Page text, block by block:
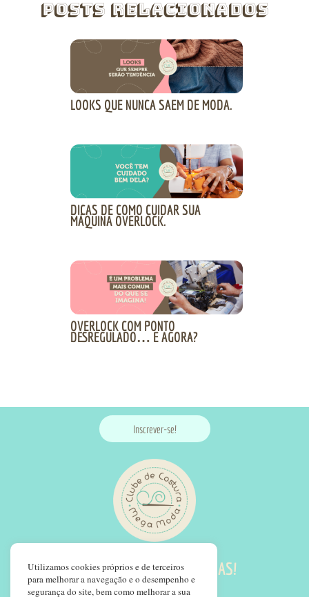
Posts Relacionados
LOOKS QUE NUNCA SAEM DE MODA.
DICAS DE COMO CUIDAR SUA
MÁQUINA OVERLOCK.
OVERLOCK COM PONTO
DESREGULADO… E AGORA?
Inscrever-se!
SIGA NOSSAS REDES SOCIAS!
Utilizamos cookies próprios e de terceiros
para melhorar a navegação e o desempenho e
segurança do site, bem como melhorar a sua